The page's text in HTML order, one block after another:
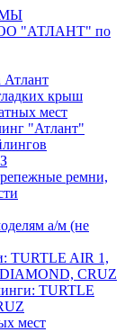
МЫ
"АТЛАНТ" по
Атлант
крыш
мест
"Атлант"
ремни,
а/м (не
TURTLE AIR 1,
CRUZ
TURTLE
мест